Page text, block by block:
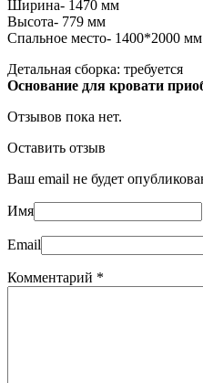
Ширина- 1470 мм
Высота- 779 мм
Спальное место- 1400*2000 мм
Детальная сборка: требуется
Основание для кровати
Отзывов пока нет.
Оставить отзыв
Ваш email не будет
Имя
Email
Комментарий *